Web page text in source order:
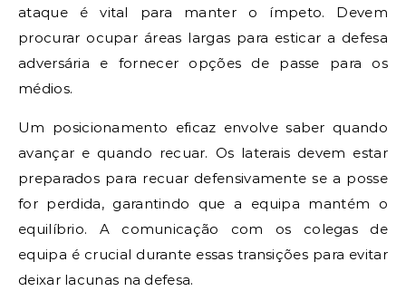
ataque é vital para manter o ímpeto. Devem
procurar ocupar áreas largas para esticar a defesa
adversária e fornecer opções de passe para os
médios.
Um posicionamento eficaz envolve saber quando
avançar e quando recuar. Os laterais devem estar
preparados para recuar defensivamente se a posse
for perdida, garantindo que a equipa mantém o
equilíbrio. A comunicação com os colegas de
equipa é crucial durante essas transições para evitar
deixar lacunas na defesa.